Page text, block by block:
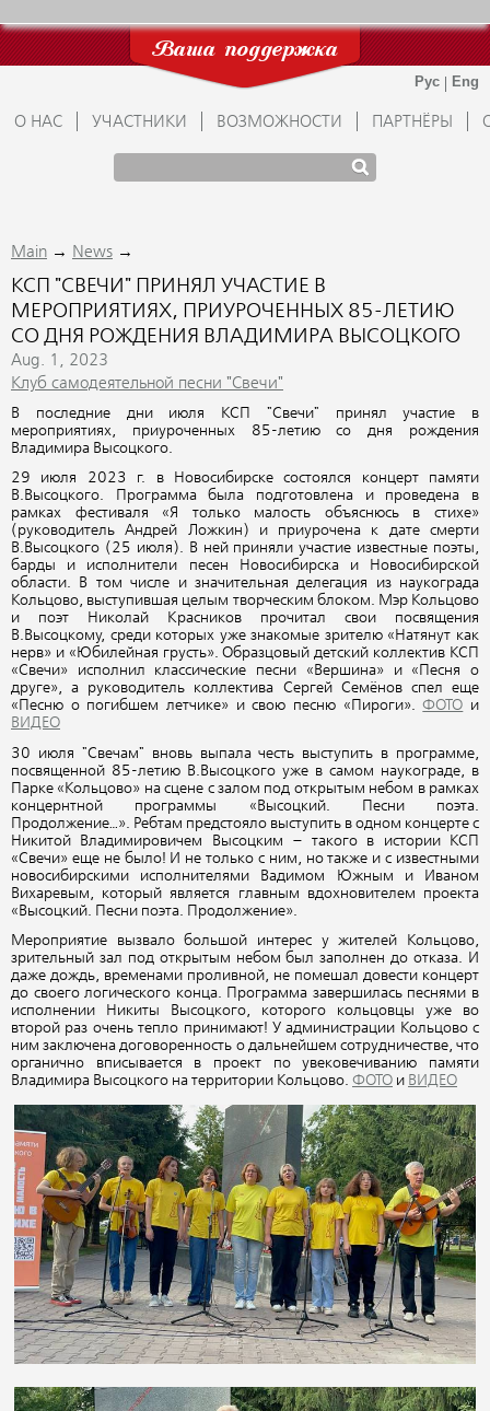
Ваша поддержка
О НАС УЧАСТНИКИ ВОЗМОЖНОСТИ ПАРТНЁРЫ
Main → News →
КСП "СВЕЧИ" ПРИНЯЛ УЧАСТИЕ В
МЕРОПРИЯТИЯХ, ПРИУРОЧЕННЫХ 85-ЛЕТИЮ
СО ДНЯ РОЖДЕНИЯ ВЛАДИМИРА ВЫСОЦКОГО
Aug. 1, 2023
Клуб самодеятельной песни "Свечи"
В последние дни июля КСП "Свечи" принял участие в
мероприятиях, приуроченных 85-летию со дня рождения
Владимира Высоцкого.
29 июля 2023 г. в Новосибирске состоялся концерт памяти
В.Высоцкого. Программа была подготовлена и проведена в
рамках фестиваля «Я только малость объяснюсь в стихе»
(руководитель Андрей Ложкин) и приурочена к дате смерти
В.Высоцкого (25 июля). В ней приняли участие известные поэты,
барды и исполнители песен Новосибирска и Новосибирской
области. В том числе и значительная делегация из наукограда
Кольцово, выступившая целым творческим блоком. Мэр Кольцово
и поэт Николай Красников прочитал свои посвящения
В.Высоцкому, среди которых уже знакомые зрителю «Натянут как
нерв» и «Юбилейная грусть». Образцовый детский коллектив КСП
«Свечи» исполнил классические песни «Вершина» и «Песня о
друге», а руководитель коллектива Сергей Семёнов спел еще
«Песню о погибшем летчике» и свою песню «Пироги».ФОТО и
ВИДЕО
30 июля "Свечам" вновь выпала честь выступить в программе,
посвященной 85-летию В.Высоцкого уже в самом наукограде, в
Парке «Кольцово» на сцене с залом под открытым небом в рамках
концернтной программы «Высоцкий. Песни поэта.
Продолжение…». Ребтам предстояло выступить в одном концерте с
Никитой Владимировичем Высоцким – такого в истории КСП
«Свечи» еще не было! И не только с ним, но также и с известными
новосибирскими исполнителями Вадимом Южным и Иваном
Вихаревым, который является главным вдохновителем проекта
«Высоцкий. Песни поэта. Продолжение».
Мероприятие вызвало большой интерес у жителей Кольцово,
зрительный зал под открытым небом был заполнен до отказа. И
даже дождь, временами проливной, не помешал довести концерт
до своего логического конца. Программа завершилась песнями в
исполнении Никиты Высоцкого, которого кольцовцы уже во
второй раз очень тепло принимают! У администрации Кольцово с
ним заключена договоренность о дальнейшем сотрудничестве, что
органично вписывается в проект по увековечиванию памяти
Владимира Высоцкого на территории Кольцово. ФОТО и ВИДЕО